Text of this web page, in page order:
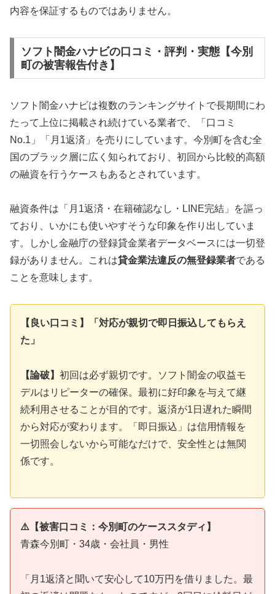
内容を保証するものではありません。
ソフト闇金ハナビの口コミ・評判・実態【今別
町の被害報告付き】
ソフト闇金ハナビは複数のランキングサイトで長期間にわ
たって上位に掲載され続けている業者で、「口コミ
No.1」「月1返済」を売りにしています。今別町を含む全
国のブラック層に広く知られており、初回から比較的高額
の融資を行うケースもあるとされています。
融資条件は「月1返済・在籍確認なし・LINE完結」を謳っ
ており、いかにも使いやすそうな印象を作り出していま
す。しかし金融庁の登録貸金業者データベースには一切登
録がありません。これは貸金業法違反の無登録業者である
ことを意味します。
【良い口コミ】「対応が親切で即日振込してもらえ
た」
【論破】 初回は必ず親切です。ソフト闇金の収益モ
デルはリピーターの確保。最初に好印象を与えて継
続利用させることが目的です。返済が1日遅れた瞬間
から対応が変わります。「即日振込」は信用情報を
一切照会しないから可能なだけで、安全性とは無関
係です。
⚠️【被害口コミ：今別町のケーススタディ】
青森今別町・34歳・会社員・男性
「月1返済と聞いて安心して10万円を借りました。最